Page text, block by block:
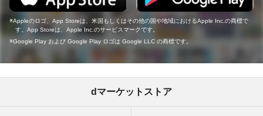
Appleのロゴ、App Storeは、米国もしくはその他の国や地域におけるApple Inc.の商標で
す。App Storeは、Apple Inc.のサービスマークです。
Google Play および Google Play ロゴは Google LLC の商標です。
dマーケットストア